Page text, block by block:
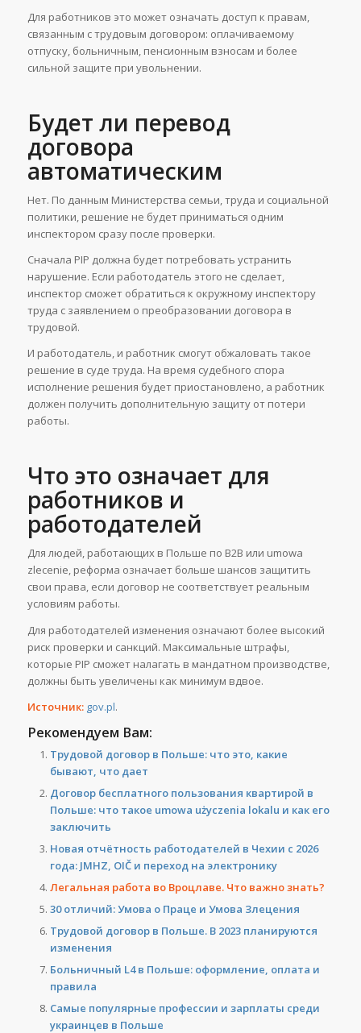
Для работников это может означать доступ к правам,
связанным с трудовым договором: оплачиваемому
отпуску, больничным, пенсионным взносам и более
сильной защите при увольнении.
Будет ли перевод
договора
автоматическим
Нет. По данным Министерства семьи, труда и социальной
политики, решение не будет приниматься одним
инспектором сразу после проверки.
Сначала PIP должна будет потребовать устранить
нарушение. Если работодатель этого не сделает,
инспектор сможет обратиться к окружному инспектору
труда с заявлением о преобразовании договора в
трудовой.
И работодатель, и работник смогут обжаловать такое
решение в суде труда. На время судебного спора
исполнение решения будет приостановлено, а работник
должен получить дополнительную защиту от потери
работы.
Что это означает для
работников и
работодателей
Для людей, работающих в Польше по B2B или umowa
zlecenie, реформа означает больше шансов защитить
свои права, если договор не соответствует реальным
условиям работы.
Для работодателей изменения означают более высокий
риск проверки и санкций. Максимальные штрафы,
которые PIP сможет налагать в мандатном производстве,
должны быть увеличены как минимум вдвое.
Источник: gov.pl.
Рекомендуем Вам:
Трудовой договор в Польше: что это, какие
бывают, что дает
Договор бесплатного пользования квартирой в
Польше: что такое umowa użyczenia lokalu и как его
заключить
Новая отчётность работодателей в Чехии с 2026
года: JMHZ, OIČ и переход на электронику
Легальная работа во Вроцлаве. Что важно знать?
30 отличий: Умова о Праце и Умова Злецения
Трудовой договор в Польше. В 2023 планируются
изменения
Больничный L4 в Польше: оформление, оплата и
правила
Самые популярные профессии и зарплаты среди
украинцев в Польше